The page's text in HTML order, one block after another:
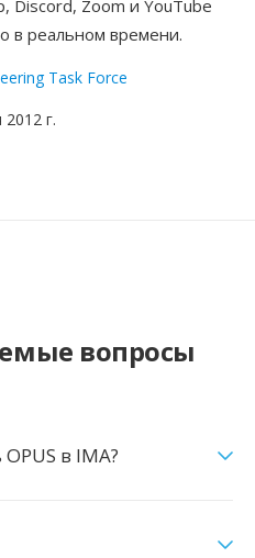
Discord, Zoom и YouTube
в реальном времени.
Task Force
2012 г.
вопросы
в IMA?